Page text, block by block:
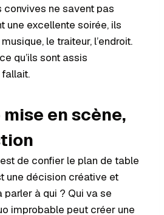
convives ne savent pas
une excellente soirée, ils
le traiteur, l’endroit.
qu’ils sont assis
en scène,
de confier le plan de table
une décision créative et
parler à qui ? Qui va se
improbable peut créer une